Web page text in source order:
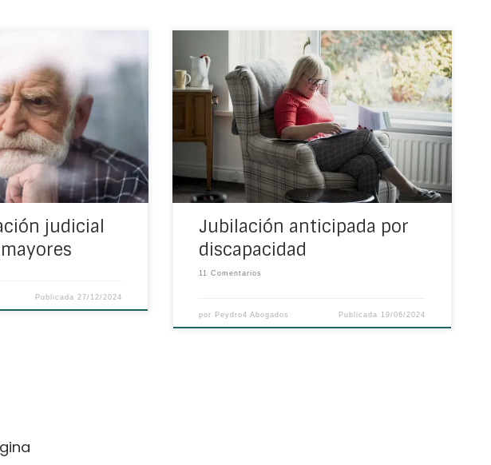
personas mayores: ︽
se puede solicitar y
de dar para ello
judicial
Publicada 27/12/2024
En España existe la posibilidad de optar por
la jubilación anticipada en casos de
discapacidad. A continuación, te detallamos
cuáles son los principales aspectos que has
de conocer sobre este asunto. Jubilación
anticipada por discapacidad, ¿cuándo se
puede producir? Pues bien, lo […]
Jubilación anticipada por
discapacidad
11 Comentarios
por Peydro4 Abogados Publicada 19/06/2024